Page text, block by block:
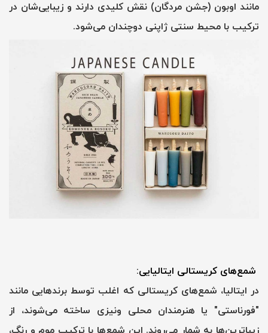
مانند اوبون (جشن مردگان) نقش کلیدی دارند و زیبایی‌شان در
ترکیب با محیط سنتی ژاپنی دوچندان می‌شود.
شمع‌های کریستالی ایتالیایی:
در ایتالیا، شمع‌های کریستالی که اغلب توسط برندهایی مانند
"فورناستی" یا هنرمندان محلی ونیزی ساخته می‌شوند، از